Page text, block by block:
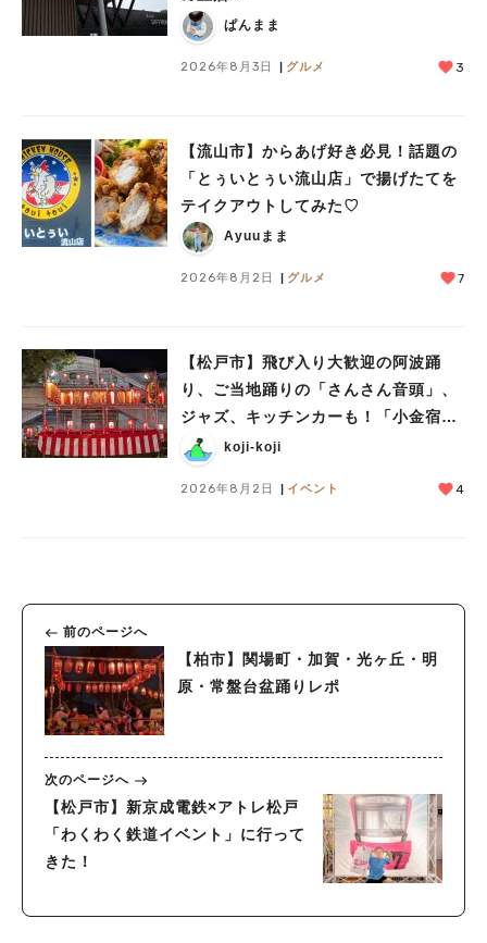
ぱんまま
2026年8月3日 グルメ 3
【流山市】からあげ好き必見！話題の
「とぅいとぅい流山店」で揚げたてを
テイクアウトしてみた♡
Ayuuまま
2026年8月2日 グルメ 7
【松戸市】飛び入り大歓迎の阿波踊
り、ご当地踊りの「さんさん音頭」、
ジャズ、キッチンカーも！「小金宿ま
つり」8/28-30開催！
koji-koji
2026年8月2日 イベント 4
前のページへ
【柏市】関場町・加賀・光ヶ丘・明
原・常盤台盆踊りレポ
次のページへ
【松戸市】新京成電鉄×アトレ松戸
「わくわく鉄道イベント」に行って
きた！